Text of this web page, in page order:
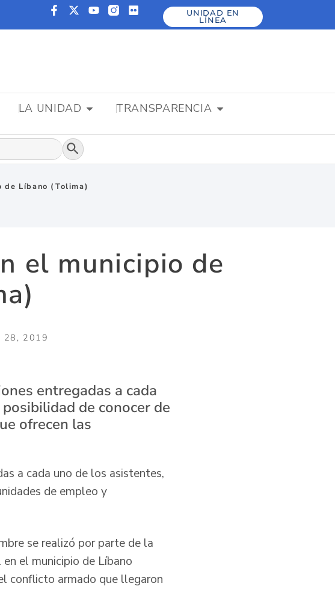
UNIDAD EN
LÍNEA
LA UNIDAD TRANSPARENCIA
Botón de búsqueda
de Líbano (Tolima)
el municipio de
28, 2019
entregadas a cada
de conocer de
ofrecen las
a cada uno de los asistentes,
de empleo y
se realizó por parte de la
el municipio de Líbano
conflicto armado que llegaron